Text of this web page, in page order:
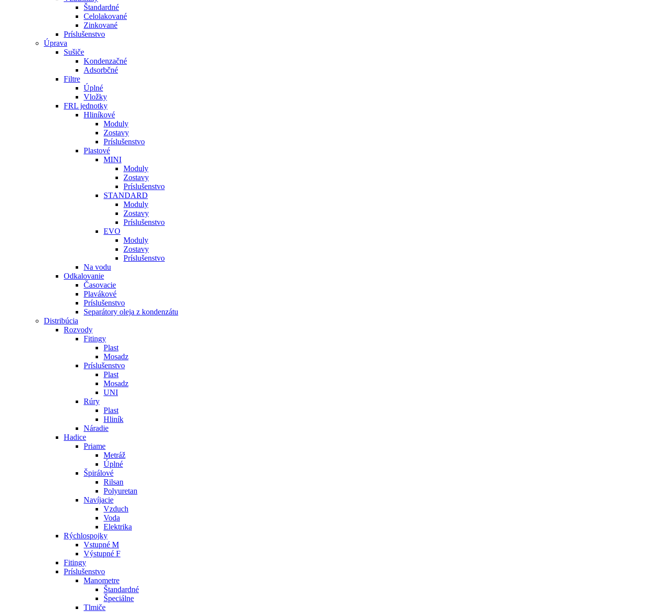
Štandardné
Celolakované
Zinkované
Príslušenstvo
Úprava
Sušiče
Kondenzačné
Adsorbčné
Filtre
Úplné
Vložky
FRL jednotky
Hliníkové
Moduly
Zostavy
Príslušenstvo
Plastové
MINI
Moduly
Zostavy
Príslušenstvo
STANDARD
Moduly
Zostavy
Príslušenstvo
EVO
Moduly
Zostavy
Príslušenstvo
Na vodu
Odkalovanie
Časovacie
Plavákové
Príslušenstvo
Separátory oleja z kondenzátu
Distribúcia
Rozvody
Fitingy
Plast
Mosadz
Príslušenstvo
Plast
Mosadz
UNI
Rúry
Plast
Hliník
Náradie
Hadice
Priame
Metráž
Úplné
Špirálové
Rilsan
Polyuretan
Navíjacie
Vzduch
Voda
Elektrika
Rýchlospojky
Vstupné M
Výstupné F
Fitingy
Príslušenstvo
Manometre
Štandardné
Špeciálne
Tlmiče